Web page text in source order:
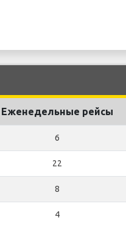
Еженедельные рейсы
6
22
8
4